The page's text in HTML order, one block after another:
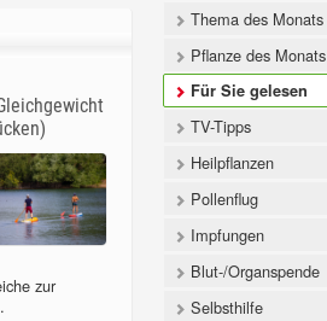
zur
Thema des Monats
Pflanze des Monats
Für Sie gelesen
TV-Tipps
Heilpflanzen
Pollenflug
Impfungen
Blut-/Organspende
Selbsthilfe